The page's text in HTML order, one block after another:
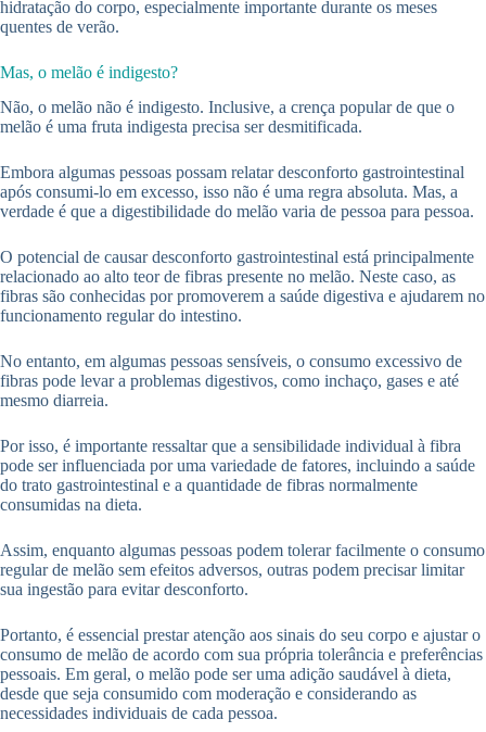
hidratação do corpo, especialmente importante durante os meses
quentes de verão.
Mas, o melão é indigesto?
Não, o melão não é indigesto. Inclusive, a crença popular de que o
melão é uma fruta indigesta precisa ser desmitificada.
Embora algumas pessoas possam relatar desconforto gastrointestinal
após consumi-lo em excesso, isso não é uma regra absoluta. Mas, a
verdade é que a digestibilidade do melão varia de pessoa para pessoa.
O potencial de causar desconforto gastrointestinal está principalmente
relacionado ao alto teor de fibras presente no melão. Neste caso, as
fibras são conhecidas por promoverem a saúde digestiva e ajudarem no
funcionamento regular do intestino.
No entanto, em algumas pessoas sensíveis, o consumo excessivo de
fibras pode levar a problemas digestivos, como inchaço, gases e até
mesmo diarreia.
Por isso, é importante ressaltar que a sensibilidade individual à fibra
pode ser influenciada por uma variedade de fatores, incluindo a saúde
do trato gastrointestinal e a quantidade de fibras normalmente
consumidas na dieta.
Assim, enquanto algumas pessoas podem tolerar facilmente o consumo
regular de melão sem efeitos adversos, outras podem precisar limitar
sua ingestão para evitar desconforto.
Portanto, é essencial prestar atenção aos sinais do seu corpo e ajustar o
consumo de melão de acordo com sua própria tolerância e preferências
pessoais. Em geral, o melão pode ser uma adição saudável à dieta,
desde que seja consumido com moderação e considerando as
necessidades individuais de cada pessoa.